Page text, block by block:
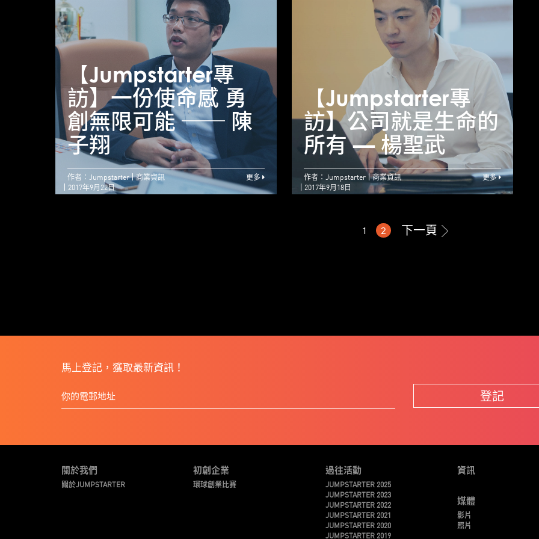
【Jumpstarter專
訪】一份使命感 勇
創無限可能 ── 陳
子翔
【Jumpstarter專
訪】一份使命感 勇
創無限可能 ── 陳
子翔
作者：Jumpstarter
商業資訊
2017年9月22日
更多
【Jumpstarter專
訪】公司就是生命的
所有 — 楊聖武
作者：Jumpstarter
商業資訊
2017年9月18日
更多
1 2 下一頁
馬上登記，獲取最新資訊！
登記
關於我們
關於JUMPSTARTER
初創企業
環球創業比賽
過往活動
JUMPSTARTER 2025
JUMPSTARTER 2023
JUMPSTARTER 2022
JUMPSTARTER 2021
JUMPSTARTER 2020
JUMPSTARTER 2019
資訊
媒體
影片
照片